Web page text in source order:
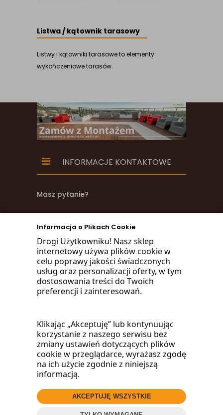
Informacja o Plikach Cookie
Drogi Użytkowniku! Nasz sklep
internetowy używa plików cookie w
celu poprawy jakości świadczonych
usług oraz personalizacji oferty, w tym
dostosowania treści do Twoich
preferencji i zainteresowań.
Klikając „Akceptuję” lub kontynuując
korzystanie z naszego serwisu bez
zmiany ustawień dotyczących plików
cookie w przeglądarce, wyrażasz zgodę
na ich użycie zgodnie z niniejszą
informacją.
AKCEPTUJĘ WSZYSTKIE
Listwa / kątownik tarasowy
Listwy i kątowniki tarasowe to elementy
wykończeniowe tarasów.
INFORMACJE KONTAKTOWE
Masz pytanie?
zadzwoń
668 470 038
660 072 042
lub napisz:
biuro@woodmarket.pl
Facebook